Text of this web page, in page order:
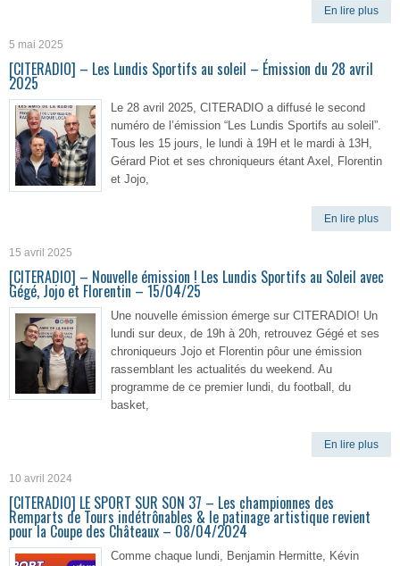
En lire plus
5 mai 2025
[CITERADIO] – Les Lundis Sportifs au soleil – Émission du 28 avril
2025
Le 28 avril 2025, CITERADIO a diffusé le second
numéro de l’émission “Les Lundis Sportifs au soleil”.
Tous les 15 jours, le lundi à 19H et le mardi à 13H,
Gérard Piot et ses chroniqueurs étant Axel, Florentin
et Jojo,
En lire plus
15 avril 2025
[CITERADIO] – Nouvelle émission ! Les Lundis Sportifs au Soleil avec
Gégé, Jojo et Florentin – 15/04/25
Une nouvelle émission émerge sur CITERADIO! Un
lundi sur deux, de 19h à 20h, retrouvez Gégé et ses
chroniqueurs Jojo et Florentin pôur une émission
rassemblant les actualités du weekend. Au
programme de ce premier lundi, du football, du
basket,
En lire plus
10 avril 2024
[CITERADIO] LE SPORT SUR SON 37 – Les championnes des
Remparts de Tours indétrônables & le patinage artistique revient
pour la Coupe des Châteaux – 08/04/2024
Comme chaque lundi, Benjamin Hermitte, Kévin